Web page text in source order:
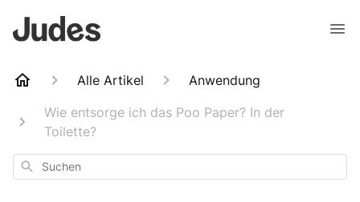
Alle Artikel
Anwendung
Wie entsorge ich das Poo Paper? In der
Toilette?
Suchen